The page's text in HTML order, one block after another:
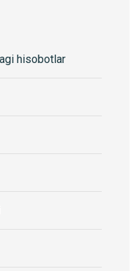
hisobotlar